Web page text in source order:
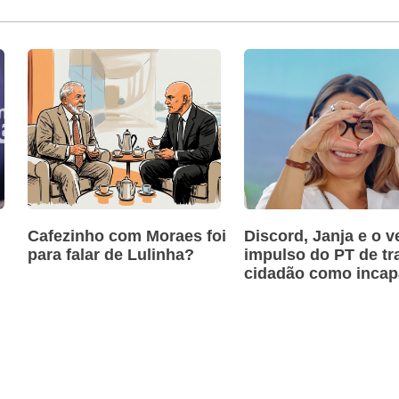
Cafezinho com Moraes foi
para falar de Lulinha?
Discord, Janja e o
impulso do PT de
cidadão como